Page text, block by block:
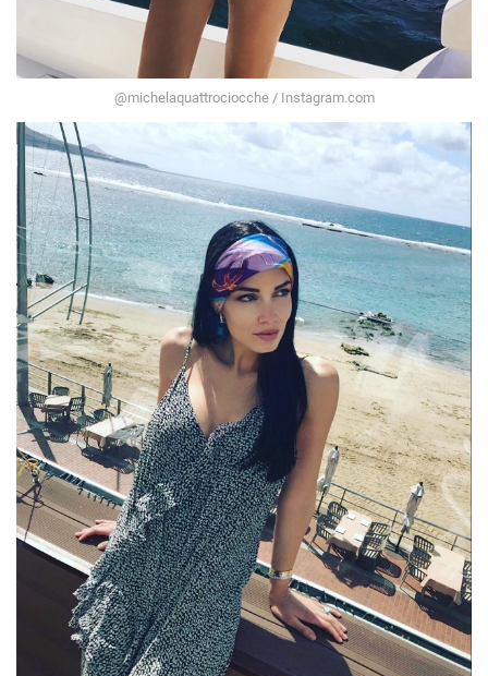
@michelaquattrociocche / Instagram.com